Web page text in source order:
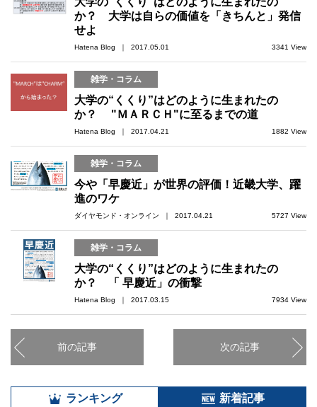
か？ 大学は自らの価値を「きちんと」発信
せよ
Hatena Blog ｜ 2017.05.01 3341 View
雑学・コラム
大学の“くくり”はどのように生まれたの
か？ "ＭＡＲＣＨ"に至るまでの道
Hatena Blog ｜ 2017.04.21 1882 View
雑学・コラム
今や「早慶近」が世界の評価！近畿大学、躍
進のワケ
ダイヤモンド・オンライン ｜ 2017.04.21 5727 View
雑学・コラム
大学の“くくり”はどのように生まれたの
か？ 「 早慶近」の衝撃
Hatena Blog ｜ 2017.03.15 7934 View
前の記事 次の記事
ランキング 新着記事